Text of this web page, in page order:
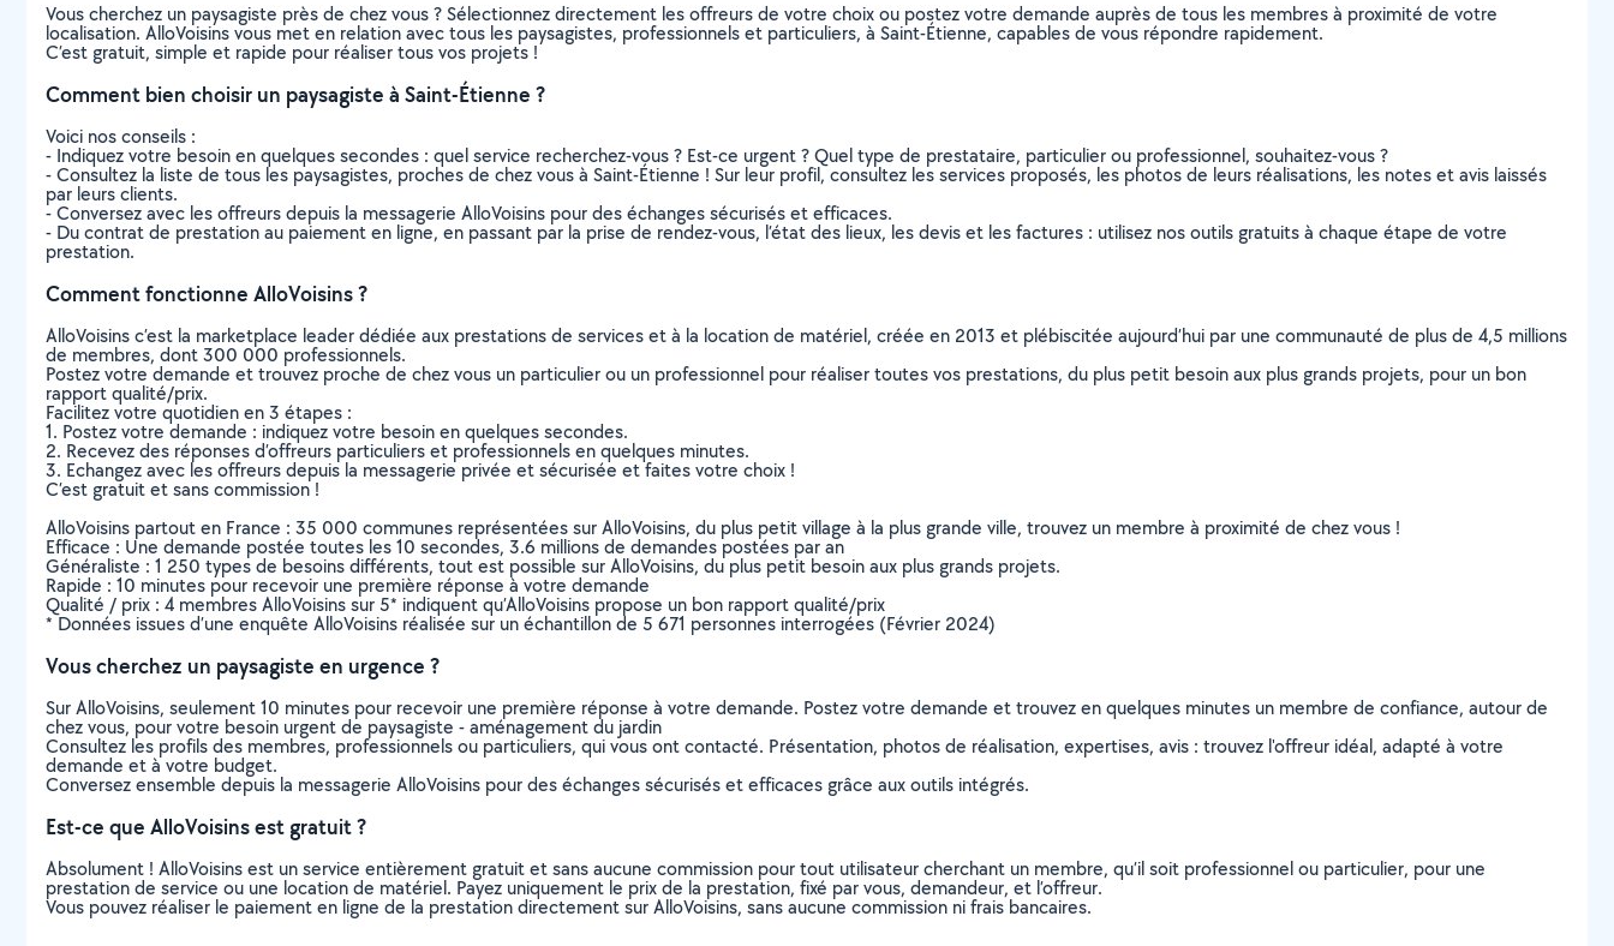
Vous cherchez un paysagiste près de chez vous ? Sélectionnez directement les offreurs de votre choix ou postez votre demande auprès de tous les membres à proximité de votre
localisation. AlloVoisins vous met en relation avec tous les paysagistes, professionnels et particuliers, à Saint-Étienne, capables de vous répondre rapidement.
C’est gratuit, simple et rapide pour réaliser tous vos projets !
Comment bien choisir un paysagiste à Saint-Étienne ?
Voici nos conseils :
- Indiquez votre besoin en quelques secondes : quel service recherchez-vous ? Est-ce urgent ? Quel type de prestataire, particulier ou professionnel, souhaitez-vous ?
- Consultez la liste de tous les paysagistes, proches de chez vous à Saint-Étienne ! Sur leur profil, consultez les services proposés, les photos de leurs réalisations, les notes et avis laissés
par leurs clients.
- Conversez avec les offreurs depuis la messagerie AlloVoisins pour des échanges sécurisés et efficaces.
- Du contrat de prestation au paiement en ligne, en passant par la prise de rendez-vous, l’état des lieux, les devis et les factures : utilisez nos outils gratuits à chaque étape de votre
prestation.
Comment fonctionne AlloVoisins ?
AlloVoisins c’est la marketplace leader dédiée aux prestations de services et à la location de matériel, créée en 2013 et plébiscitée aujourd’hui par une communauté de plus de 4,5 millions
de membres, dont 300 000 professionnels.
Postez votre demande et trouvez proche de chez vous un particulier ou un professionnel pour réaliser toutes vos prestations, du plus petit besoin aux plus grands projets, pour un bon
rapport qualité/prix.
Facilitez votre quotidien en 3 étapes :
1. Postez votre demande : indiquez votre besoin en quelques secondes.
2. Recevez des réponses d’offreurs particuliers et professionnels en quelques minutes.
3. Echangez avec les offreurs depuis la messagerie privée et sécurisée et faites votre choix !
C’est gratuit et sans commission !
AlloVoisins partout en France : 35 000 communes représentées sur AlloVoisins, du plus petit village à la plus grande ville, trouvez un membre à proximité de chez vous !
Efficace : Une demande postée toutes les 10 secondes, 3.6 millions de demandes postées par an
Généraliste : 1 250 types de besoins différents, tout est possible sur AlloVoisins, du plus petit besoin aux plus grands projets.
Rapide : 10 minutes pour recevoir une première réponse à votre demande
Qualité / prix : 4 membres AlloVoisins sur 5* indiquent qu’AlloVoisins propose un bon rapport qualité/prix
* Données issues d’une enquête AlloVoisins réalisée sur un échantillon de 5 671 personnes interrogées (Février 2024)
Vous cherchez un paysagiste en urgence ?
Sur AlloVoisins, seulement 10 minutes pour recevoir une première réponse à votre demande. Postez votre demande et trouvez en quelques minutes un membre de confiance, autour de
chez vous, pour votre besoin urgent de paysagiste - aménagement du jardin
Consultez les profils des membres, professionnels ou particuliers, qui vous ont contacté. Présentation, photos de réalisation, expertises, avis : trouvez l'offreur idéal, adapté à votre
demande et à votre budget.
Conversez ensemble depuis la messagerie AlloVoisins pour des échanges sécurisés et efficaces grâce aux outils intégrés.
Est-ce que AlloVoisins est gratuit ?
Absolument ! AlloVoisins est un service entièrement gratuit et sans aucune commission pour tout utilisateur cherchant un membre, qu’il soit professionnel ou particulier, pour une
prestation de service ou une location de matériel. Payez uniquement le prix de la prestation, fixé par vous, demandeur, et l’offreur.
Vous pouvez réaliser le paiement en ligne de la prestation directement sur AlloVoisins, sans aucune commission ni frais bancaires.